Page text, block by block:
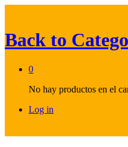
Back to
0
No hay productos en el
Log in